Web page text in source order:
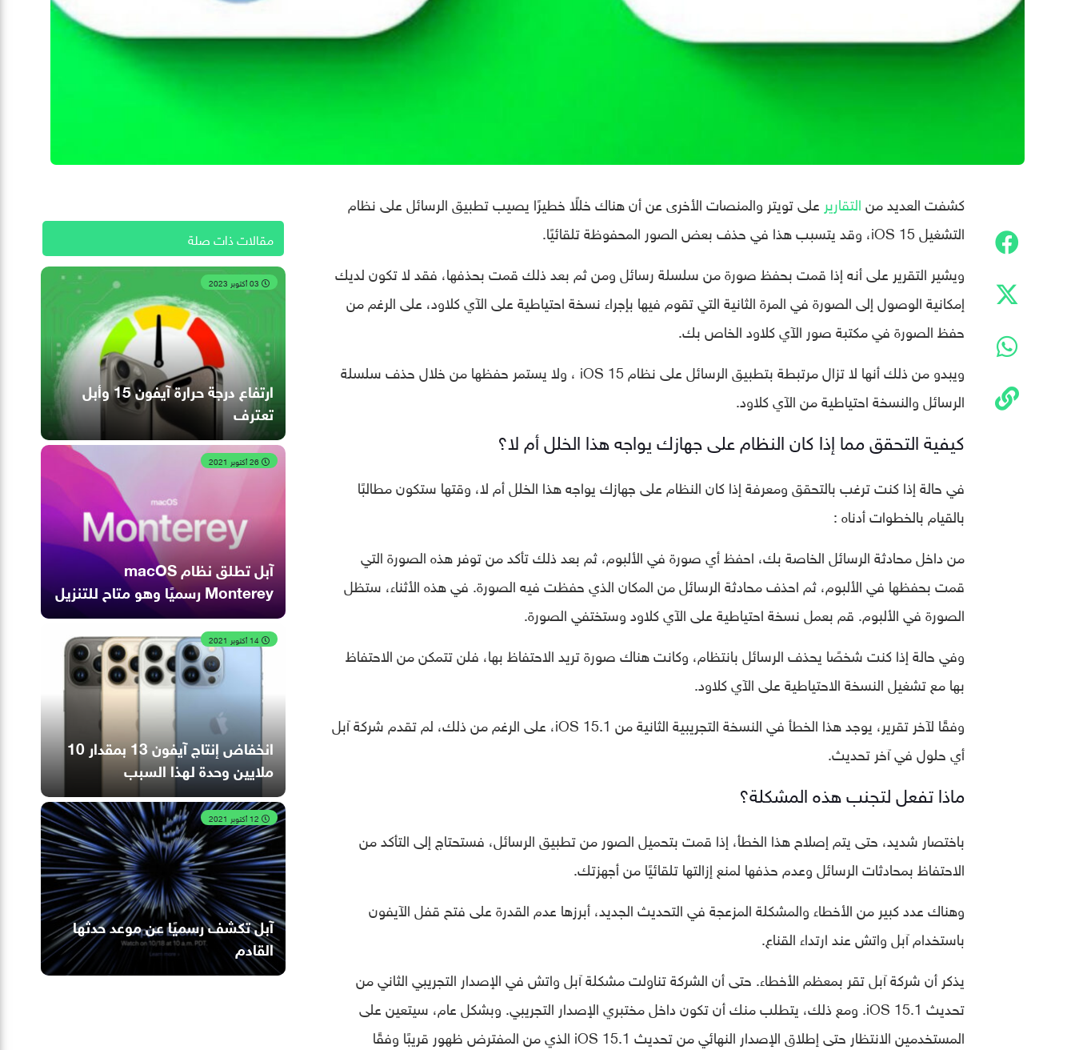
كشفت العديد منالتقارير على تويتر والمنصات الأخرى عن أن هناك خللًا خطيرًا يصيب تطبيق الرسائل على نظام
التشغيل iOS 15، وقد يتسبب هذا في حذف بعض الصور المحفوظة تلقائيًا.
ويشير التقرير على أنه إذا قمت بحفظ صورة من سلسلة رسائل ومن ثم بعد ذلك قمت بحذفها، فقد لا تكون لديك
إمكانية الوصول إلى الصورة في المرة الثانية التي تقوم فيها بإجراء نسخة احتياطية على الآي كلاود، على الرغم من
حفظ الصورة في مكتبة صور الآي كلاود الخاص بك.
ويبدو من ذلك أنها لا تزال مرتبطة بتطبيق الرسائل على نظام ‌iOS 15‌ ، ولا يستمر حفظها من خلال حذف سلسلة
الرسائل والنسخة احتياطية من الآي كلاود.
كيفية التحقق مما إذا كان النظام على جهازك يواجه هذا الخلل أم لا؟
في حالة إذا كنت ترغب بالتحقق ومعرفة إذا كان النظام على جهازك يواجه هذا الخلل أم لا، وقتها ستكون مطالبًا
بالقيام بالخطوات أدناه :
من داخل محادثة الرسائل الخاصة بك، احفظ أي صورة في الألبوم، ثم بعد ذلك تأكد من توفر هذه الصورة التي
قمت بحفظها في الألبوم، ثم احذف محادثة الرسائل من المكان الذي حفظت فيه الصورة. في هذه الأثناء، ستظل
الصورة في الألبوم. قم بعمل نسخة احتياطية على الآي كلاود وستختفي الصورة.
وفي حالةإذا كنت شخصًا يحذف الرسائل بانتظام، وكانت هناك صورة تريد الاحتفاظ بها، فلن تتمكن من الاحتفاظ
بها مع تشغيل النسخة الاحتياطية على الآي كلاود.
وفقًا لآخر تقرير، يوجد هذا الخطأ في النسخة التجريبية الثانية من iOS 15.1، على الرغم من ذلك، لم تقدم شركة آبل
أي حلول في آخر تحديث.
ماذا تفعل لتجنب هذه المشكلة؟
باختصار شديد، حتى يتم إصلاح هذا الخطأ، إذا قمت بتحميل الصور من تطبيق الرسائل، فستحتاج إلى التأكد من
الاحتفاظ بمحادثات الرسائل وعدم حذفها لمنع إزالتها تلقائيًا من أجهزتك.
وهناك عدد كبير من الأخطاء والمشكلة المزعجة في التحديث الجديد، أبرزها عدم القدرة على فتح قفل الآيفون
باستخدام آبل واتش عند ارتداء القناع.
يذكر أن شركة آبل تقر بمعظم الأخطاء. حتى أن الشركة تناولت مشكلة آبل واتش في الإصدار التجريبي الثاني من
تحديث iOS 15.1. ومع ذلك، يتطلب منك أن تكون داخل مختبري الإصدار التجريبي. وبشكل عام، سيتعين على
المستخدمين الانتظار حتى إطلاق الإصدار النهائي من تحديث iOS 15.1 الذي من المفترض ظهور قريبًا وفقًا
مقالات ذات صلة
ارتفاع درجة حرارة آيفون 15 وأبل
تعترف
آبل تطلق نظام macOS
Monterey رسميًا وهو متاح للتنزيل
انخفاض إنتاج آيفون 13 بمقدار 10
ملايين وحدة لهذا السبب
آبل تكشف رسميًا عن موعد حدثها
القادم